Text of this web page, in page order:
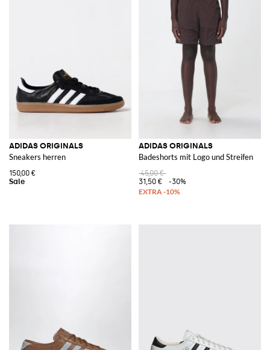
ADIDAS ORIGINALS
Sneakers herren
150,00 €
ADIDAS ORIGINALS
Badeshorts mit Logo und Streifen
45,00 €
31,50 €
-30%